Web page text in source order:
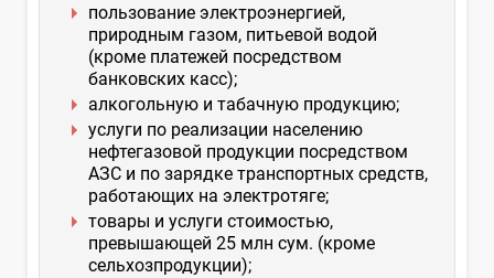
пользование электроэнергией,
природным газом, питьевой водой
(кроме платежей посредством
банковских касс);
алкогольную и табачную продукцию;
услуги по реализации населению
нефтегазовой продукции посредством
АЗС и по зарядке транспортных средств,
работающих на электротяге;
товары и услуги стоимостью,
превышающей 25 млн сум. (кроме
сельхозпродукции);